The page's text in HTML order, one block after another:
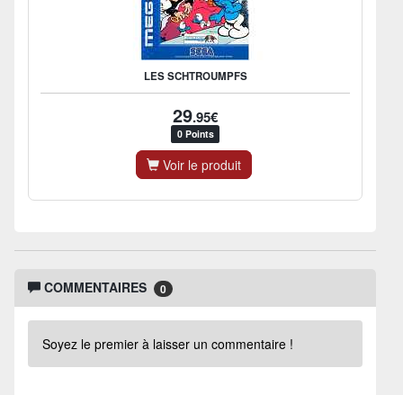
LES SCHTROUMPFS
29.95€
0 Points
Voir le produit
COMMENTAIRES 0
Soyez le premier à laisser un commentaire !